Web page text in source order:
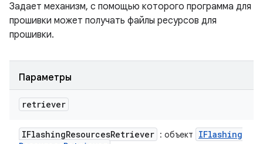
Задает механизм, с помощью которого программа для
прошивки может получать файлы ресурсов для
прошивки.
Параметры
retriever
IFlashingResourcesRetriever : объект
IFlashing